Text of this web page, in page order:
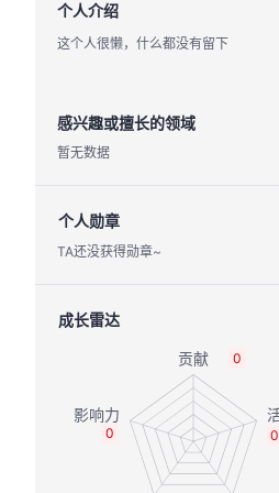
个人介绍
这个人很懒，什么都没有留下
感兴趣或擅长的领域
暂无数据
个人勋章
TA还没获得勋章~
成长雷达
0
0
0